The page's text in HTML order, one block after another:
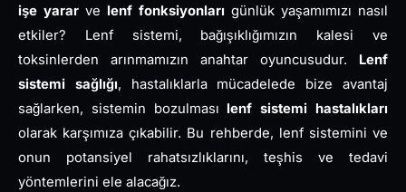
işe yarar ve lenf fonksiyonları günlük yaşamımızı nasıl
etkiler? Lenf sistemi, bağışıklığımızın kalesi ve
toksinlerden arınmamızın anahtar oyuncusudur. Lenf
sistemi sağlığı, hastalıklarla mücadelede bize avantaj
sağlarken, sistemin bozulması lenf sistemi hastalıkları
olarak karşımıza çıkabilir. Bu rehberde, lenf sistemini ve
onun potansiyel rahatsızlıklarını, teşhis ve tedavi
yöntemlerini ele alacağız.